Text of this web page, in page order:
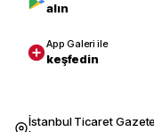
alın
App Galeri ile
keşfedin
İstanbul Ticaret